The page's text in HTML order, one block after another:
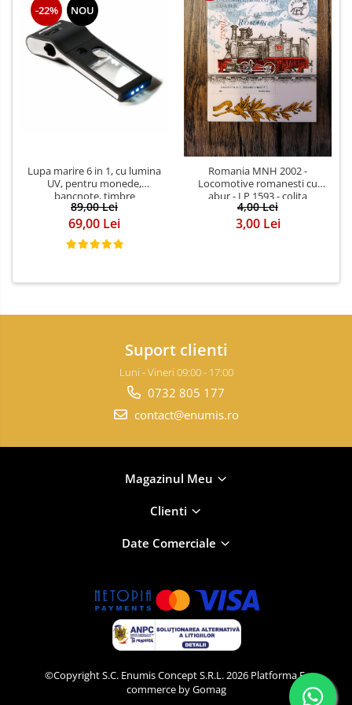
-22% NOU
Lupa marire 6 in 1, cu lumina
UV, pentru monede,
bancnote, timbre
89,00 Lei
69,00 Lei
Romania MNH 2002 -
Locomotive romanesti cu
abur - LP 1593 - colita
4,00 Lei
3,00 Lei
Suport clienti
Luni - Vineri 09:00 - 17:00
0732 805 177
contact@enumis.ro
Magazinul Meu
Clienti
Date Comerciale
©Copyright S.C. Enumis Concept S.R.L. 2026 Platforma E-
commerce by Gomag